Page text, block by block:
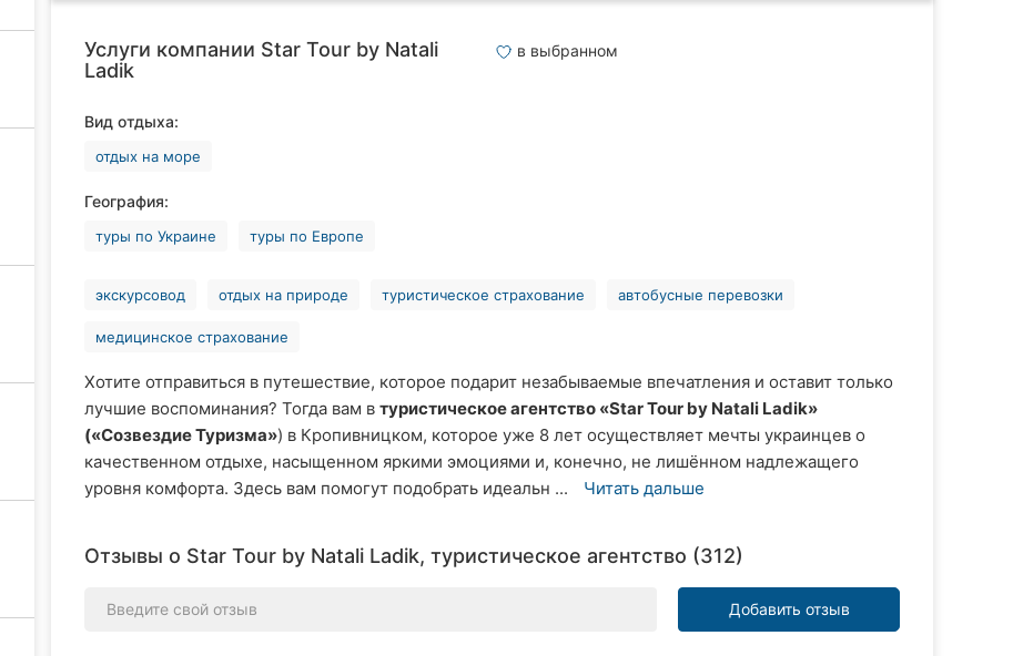
Услуги компании Star Tour by Natali
Ladik
в выбранном
Вид отдыха:
отдых на море
География:
туры по Украине туры по Европе
экскурсовод отдых на природе туристическое страхование автобусные перевозки
медицинское страхование
Хотите отправиться в путешествие, которое подарит незабываемые впечатления и оставит только
лучшие воспоминания? Тогда вам в туристическое агентство «Star Tour by Natali Ladik»
(«Созвездие Туризма») в Кропивницком, которое уже 8 лет осуществляет мечты украинцев о
качественном отдыхе, насыщенном яркими эмоциями и, конечно, не лишённом надлежащего
уровня комфорта. Здесь вам помогут подобрать идеальн ...
Читать дальше
Отзывы о Star Tour by Natali Ladik, туристическое агентство (312)
Добавить отзыв